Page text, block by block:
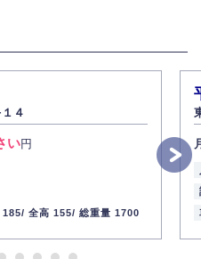
ついての重要性を理解し、より適
まいります。
４
い円
185/ 全高 155/ 総重量 1700